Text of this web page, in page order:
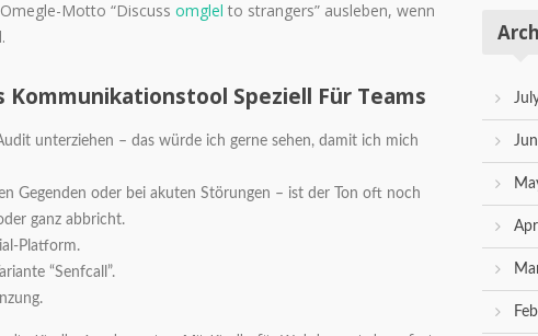
Motto “Discuss omglel to strangers” ausleben, wenn
Speziell Für Teams
unterziehen – das würde ich gerne sehen, damit ich mich
Gegenden oder bei akuten Störungen – ist der Ton oft noch
ganz abbricht.
Platform.
“Senfcall”.